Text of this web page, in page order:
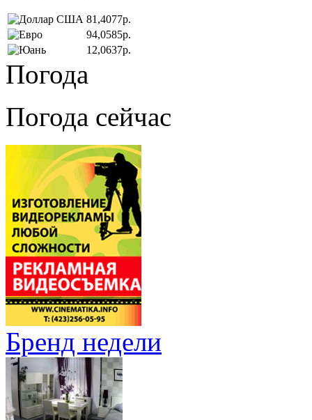
81,4077р.
94,0585р.
12,0637р.
Погода
Погода сейчас
Бренд недели